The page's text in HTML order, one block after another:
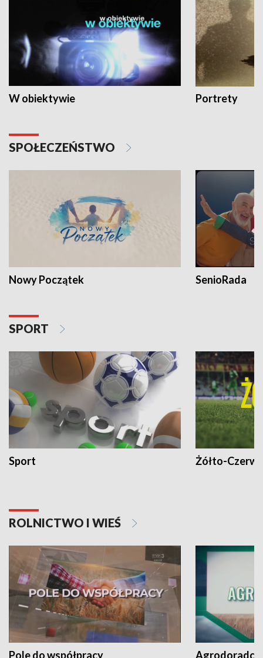
W obiektywie Portrety
SPOŁECZEŃSTWO
Nowy Początek SenioRada
SPORT
Sport Żółto-
ROLNICTWO I WIEŚ
Pole do współpracy Agrodoradcy